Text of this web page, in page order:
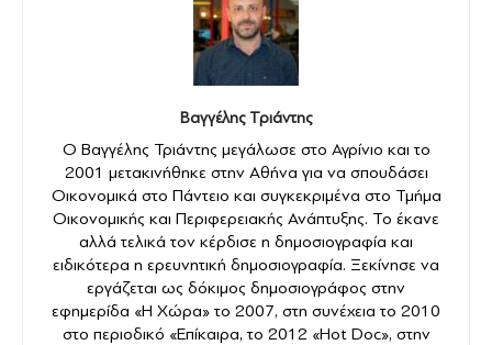
Βαγγέλης Τριάντης
Ο Βαγγέλης Τριάντης μεγάλωσε στο Αγρίνιο και το
2001 μετακινήθηκε στην Αθήνα για να σπουδάσει
Οικονομικά στο Πάντειο και συγκεκριμένα στο Τμήμα
Οικονομικής και Περιφερειακής Ανάπτυξης. Το έκανε
αλλά τελικά τον κέρδισε η δημοσιογραφία και
ειδικότερα η ερευνητική δημοσιογραφία. Ξεκίνησε να
εργάζεται ως δόκιμος δημοσιογράφος στην
εφημερίδα «Η Χώρα» το 2007, στη συνέχεια το 2010
στο περιοδικό «Επίκαιρα, το 2012 «Hot Doc», στην